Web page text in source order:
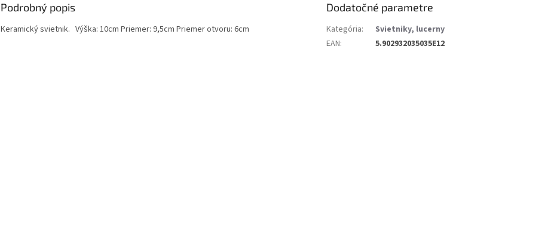
Podrobný popis
Keramický svietnik. Výška: 10cm Priemer: 9,5cm Priemer otvoru: 6cm
Dodatočné parametre
Kategória:
Svietniky, lucerny
EAN: 5.902932035035E12